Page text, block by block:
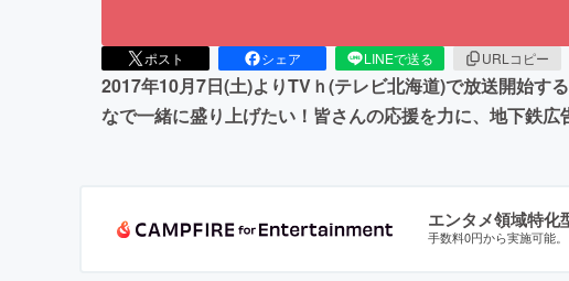
ポスト シェア LINEで送る URLコピー
2017年10月7日(土)よりTVｈ(テレビ北海道)で放送開始す
なで一緒に盛り上げたい！皆さんの応援を力に、地下鉄
エンタメ領域特化
手数料0円から実施可能